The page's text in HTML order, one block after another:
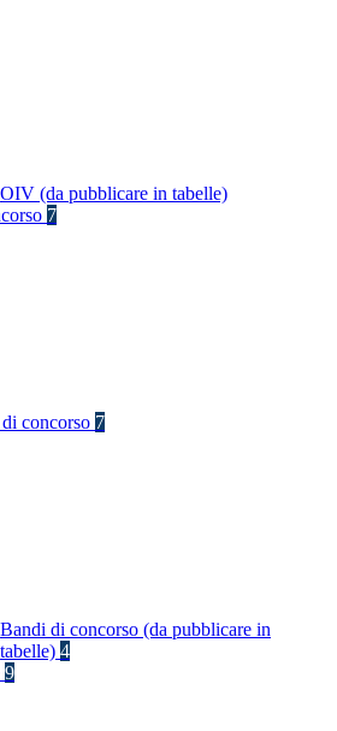
OIV (da pubblicare in tabelle)
7
concorso 7
Bandi di concorso (da pubblicare in
tabelle) 4
9